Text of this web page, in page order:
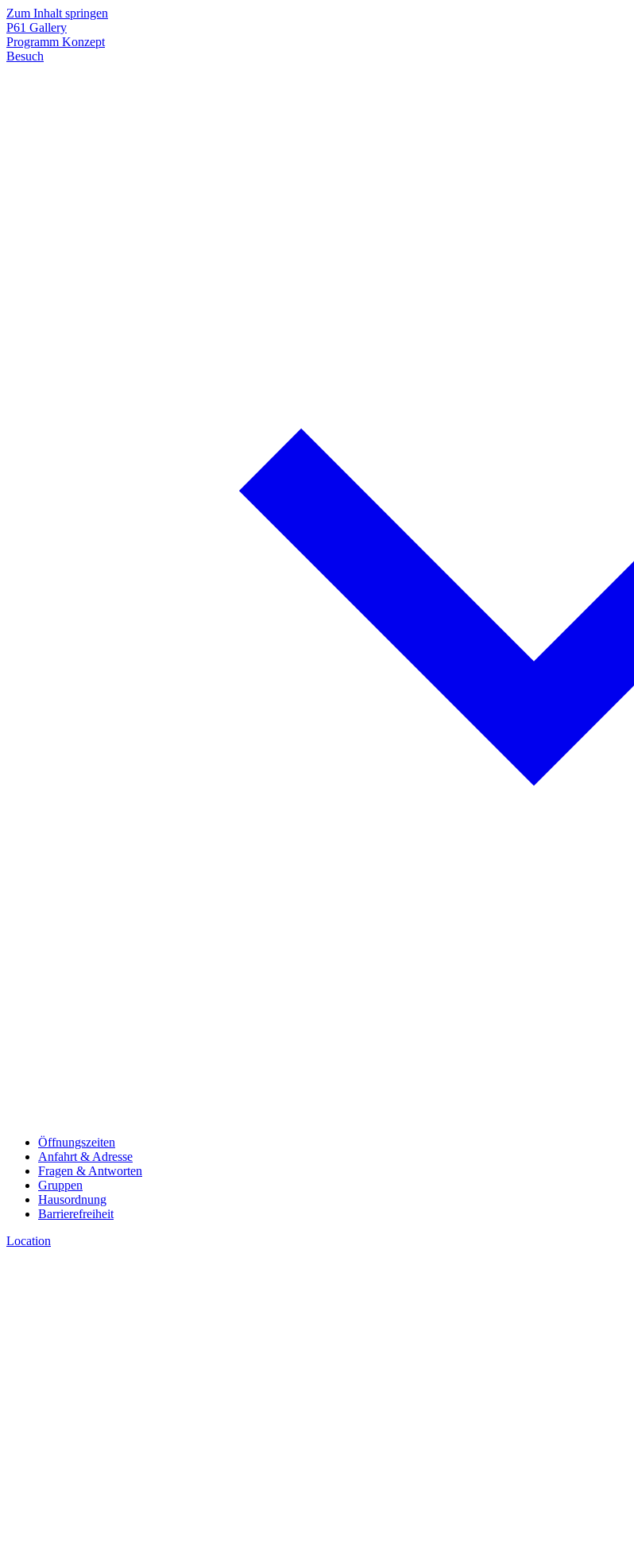
Zum Inhalt springen
P61 Gallery
Programm Konzept
Besuch
Öffnungszeiten
Anfahrt & Adresse
Fragen & Antworten
Gruppen
Hausordnung
Barrierefreiheit
Location